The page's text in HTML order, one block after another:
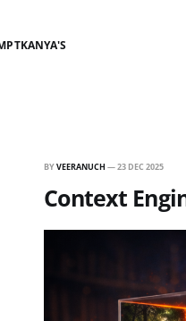
KANYA'S
BYVEERANUCH — 23 DEC 2025
Context